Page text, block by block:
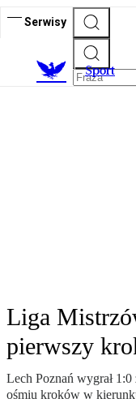
Serwisy
Sport
Liga
pierwszy
Lech Poznań wygrał
ośmiu kroków w